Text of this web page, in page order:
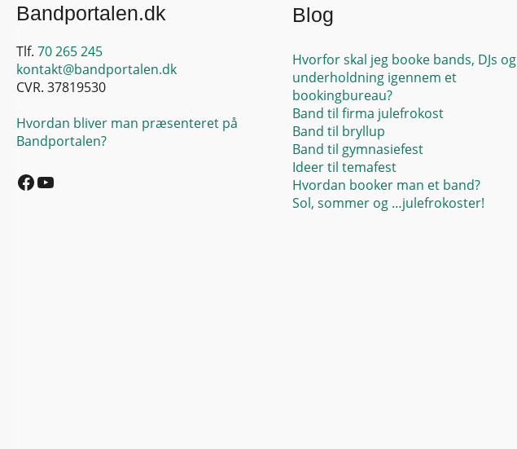
Bandportalen.dk
Tlf. 70 265 245
kontakt@bandportalen.dk
CVR. 37819530
Hvordan bliver man præsenteret på
Bandportalen?
Facebook
Blog
Hvorfor skal jeg booke bands, DJs og
underholdning igennem et
bookingbureau?
Band til firma julefrokost
Band til bryllup
Band til gymnasiefest
Ideer til temafest
Hvordan booker man et band?
Sol, sommer og …julefrokoster!